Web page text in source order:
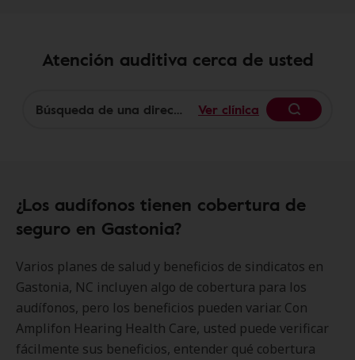
Atención auditiva cerca de usted
Ver clínica
¿Los audífonos tienen cobertura de
seguro en Gastonia?
Varios planes de salud y beneficios de sindicatos en
Gastonia, NC incluyen algo de cobertura para los
audífonos, pero los beneficios pueden variar. Con
Amplifon Hearing Health Care, usted puede verificar
fácilmente sus beneficios, entender qué cobertura